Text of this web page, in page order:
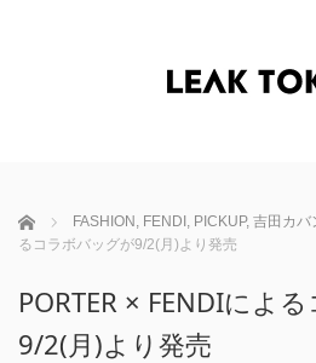
ホーム FASHION , FENDI , PICKUP, 吉田カバ
るコラボバッグが9/2(月)より発売
PORTER × FENDIによ
9/2(月)より発売